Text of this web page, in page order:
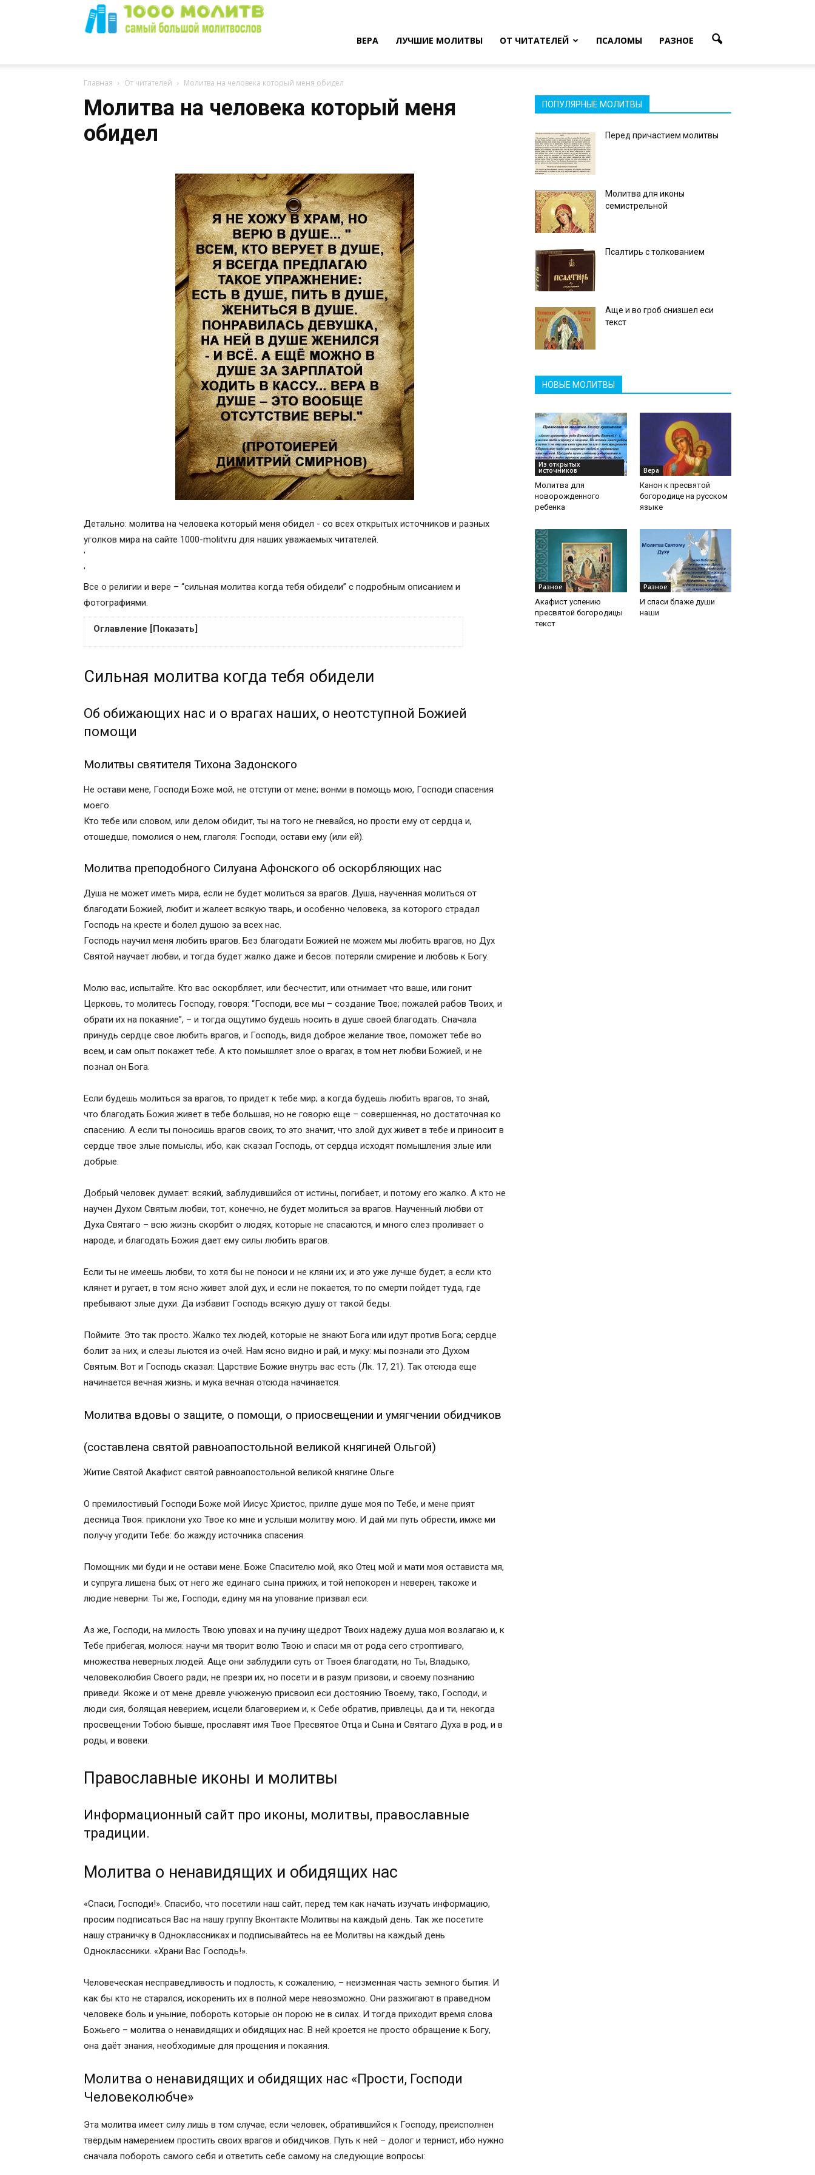
Молитв
ВЕРА ЛУЧШИЕ МОЛИТВЫ ОТ ЧИТАТЕЛЕЙ ПСАЛОМЫ РАЗНОЕ
Главная От читателей Молитва на человека который меня обидел
Молитва на человека который меня
обидел
Детально: молитва на человека который меня обидел - со всех открытых источников и разных
уголков мира на сайте 1000-molitv.ru для наших уважаемых читателей.
'
'
Все о религии и вере – “сильная молитва когда тебя обидели” с подробным описанием и
фотографиями.
Оглавление [Показать]
Об обижающих нас и о врагах наших, о неотступной Божией помощи
Молитва преподобного Силуана Афонского об оскорбляющих нас
Молитва вдовы о защите, о помощи, о приосвещении и умягчении обидчиков
(составлена святой равноапостольной великой княгиней Ольгой)
Информационный сайт про иконы, молитвы, православные традиции.
Молитва о ненавидящих и обидящих нас
Молитва о ненавидящих и обидящих нас «Прости, Господи Человеколюбче»
Молитвы об обижающих нас
Молитва о ненавидящих и обидящих нас
Молитва, чтобы простить ненавидящих и обидящих нас Игнатия Брянчанинова
Похожие темы
Предыдущие записи из текущего раздела
Поделитесь с друзьями
Оставить комментарий
Короткие молитвы от обиды, злости, гнева и ненависти
Предыдущие записи из текущего раздела
Поделитесь с друзьями
Количество отзывов: 7
Оставить комментарий
Молитва за врагов
<img data-flat-attr="img" class="size-full wp-image-2174 aligncenter"
url=https%3A%2F%2F1000-molitv.ru%2Fwp-
content%2Fuploads%2F2018%2F12%2Fmolitva-na-cheloveka-kotoryy-menya-obidel-
10.jpg&amp;container=focus&amp;gadget=a&amp;no_expand=1&amp;resize_h=0&amp;
rewriteMime=image%2F*" alt="молитва на человека который меня обидел"
width="600" height="390">
Полезное видео: 5 наставлений Серафима Саровского о прощении обид
Молитва Богородице о врагах
Полезное видео: оберегающая семью от врагов молитва Богородице
Молитва об обидчиках на все случаи жизни
Вывод
Молитва на обидевшего человека
Об обижающих нас и о врагах наших, о неотступной Божией помощи
Молитва преподобного Силуана Афонского об оскорбляющих нас
Молитва вдовы о защите, о помощи, о приосвещении и умягчении обидчиков
(составлена святой равноапостольной великой княгиней Ольгой)
Православные иконы и молитвы
Молитва о ненавидящих и обидящих нас
Молитвы об обижающих нас
Похожие темы
Поделитесь с друзьями
Оставить комментарий
Короткие молитвы от обиды, злости, гнева и ненависти
Предыдущие записи из текущего раздела
Поделитесь с друзьями
Количество отзывов: 7
Символ Веры
Редкие молитвы
МОЛИТВЫ СВЯТЫХ О СТЯЖАНИИ ДАРОВ ДУХА СВЯТАГО
Неусыпаемая псалтирь
МОЛИТВЫ СВЯТЫХ К БОЖИЕЙ МАТЕРИ
Неусыпаемая псалтирь
МОЛИТВЫ СВЯТЫХ О ДЕТЯХ, О ЗДРАВИИ И СПАСЕНИИ РОДНЫХ И БЛИЗКИХ
Неусыпаемая псалтирь
МОЛИТВЫ СВЯТЫХ О МИРЕ В СЕМЬЕ
ПОМОЩИ
Молебен о здравии
МОЛИТВЫ В БОЛЕЗНЯХ И БЛАГОДАРЕНИЯ ЗА ИСЦЕЛЕНИЯ ОТ БОЛЕЗНИЙ
Неусыпаемая псалтирь
Заказ треб на Святой Земле
Какая молитва когда тебя обидели
Об обижающих нас и о врагах наших, о неотступной Божией помощи
Молитва преподобного Силуана Афонского об оскорбляющих нас
Молитва вдовы о защите, о помощи, о приосвещении и умягчении обидчиков
(составлена святой равноапостольной великой княгиней Ольгой)
Что делать если тебя сильно обидели, 5 молитв
Похожие темы
Поделитесь с друзьями
Оставить комментарий
Похожие темы
Предыдущие записи из текущего раздела
Поделитесь с друзьями
Сильная молитва когда тебя обидели
Об обижающих нас и о врагах наших, о неотступной Божией
помощи
Молитвы святителя Тихона Задонского
Не остави мене, Господи Боже мой, не отступи от мене; вонми в помощь мою, Господи спасения
моего.
Кто тебе или словом, или делом обидит, ты на того не гневайся, но прости ему от сердца и,
отошедше, помолися о нем, глаголя: Господи, остави ему (или ей).
Молитва преподобного Силуана Афонского об оскорбляющих нас
Душа не может иметь мира, если не будет молиться за врагов. Душа, наученная молиться от
благодати Божией, любит и жалеет всякую тварь, и особенно человека, за которого страдал
Господь на кресте и болел душою за всех нас.
Господь научил меня любить врагов. Без благодати Божией не можем мы любить врагов, но Дух
Святой научает любви, и тогда будет жалко даже и бесов: потеряли смирение и любовь к Богу.
Молю вас, испытайте. Кто вас оскорбляет, или бесчестит, или отнимает что ваше, или гонит
Церковь, то молитесь Господу, говоря: “Господи, все мы – создание Твое; пожалей рабов Твоих, и
обрати их на покаяние”, – и тогда ощутимо будешь носить в душе своей благодать. Сначала
принудь сердце свое любить врагов, и Господь, видя доброе желание твое, поможет тебе во
всем, и сам опыт покажет тебе. А кто помышляет злое о врагах, в том нет любви Божией, и не
познал он Бога.
Если будешь молиться за врагов, то придет к тебе мир; а когда будешь любить врагов, то знай,
что благодать Божия живет в тебе большая, но не говорю еще – совершенная, но достаточная ко
спасению. А если ты поносишь врагов своих, то это значит, что злой дух живет в тебе и приносит в
сердце твое злые помыслы, ибо, как сказал Господь, от сердца исходят помышления злые или
добрые.
Добрый человек думает: всякий, заблудившийся от истины, погибает, и потому его жалко. А кто не
научен Духом Святым любви, тот, конечно, не будет молиться за врагов. Наученный любви от
Духа Святаго – всю жизнь скорбит о людях, которые не спасаются, и много слез проливает о
народе, и благодать Божия дает ему силы любить врагов.
Если ты не имеешь любви, то хотя бы не поноси и не кляни их; и это уже лучше будет; а если кто
клянет и ругает, в том ясно живет злой дух, и если не покается, то по смерти пойдет туда, где
пребывают злые духи. Да избавит Господь всякую душу от такой беды.
Поймите. Это так просто. Жалко тех людей, которые не знают Бога или идут против Бога; сердце
болит за них, и слезы льются из очей. Нам ясно видно и рай, и муку: мы познали это Духом
Святым. Вот и Господь сказал: Царствие Божие внутрь вас есть (Лк. 17, 21). Так отсюда еще
начинается вечная жизнь; и мука вечная отсюда начинается.
Молитва вдовы о защите, о помощи, о приосвещении и умягчении обидчиков
(составлена святой равноапостольной великой княгиней Ольгой)
Житие Святой Акафист святой равноапостольной великой княгине Ольге
О премилостивый Господи Боже мой Иисус Христос, прилпе душе моя по Тебе, и мене прият
десница Твоя: приклони ухо Твое ко мне и услыши молитву мою. И дай ми путь обрести, имже ми
получу угодити Тебе: бо жажду источника спасения.
Помощник ми буди и не остави мене. Боже Спасителю мой, яко Отец мой и мати моя остависта мя,
и супруга лишена бых; от него же единаго сына прижих, и той непокорен и неверен, такоже и
людие неверни. Ты же, Господи, едину мя на упование призвал еси.
Аз же, Господи, на милость Твою уповах и на пучину щедрот Твоих надежу душа моя возлагаю и, к
Тебе прибегая, молюся: научи мя творит волю Твою и спаси мя от рода сего строптиваго,
множества неверных людей. Аще они заблудили суть от Твоея благодати, но Ты, Владыко,
человеколюбия Своего ради, не презри их, но посети и в разум призови, и своему познанию
приведи. Якоже и от мене древле учюженую присвоил еси достоянию Твоему, тако, Господи, и
люди сия, болящая неверием, исцели благоверием и, к Себе обратив, привлецы, да и ти, некогда
просвещении Тобою бывше, прославят имя Твое Пресвятое Отца и Сына и Святаго Духа в род, и в
роды, и вовеки.
Православные иконы и молитвы
Информационный сайт про иконы, молитвы, православные
традиции.
Молитва о ненавидящих и обидящих нас
«Спаси, Господи!». Спасибо, что посетили наш сайт, перед тем как начать изучать информацию,
просим подписаться Вас на нашу группу Вконтакте Молитвы на каждый день. Так же посетите
нашу страничку в Одноклассниках и подписывайтесь на ее Молитвы на каждый день
Одноклассники. «Храни Вас Господь!».
Человеческая несправедливость и подлость, к сожалению, – неизменная часть земного бытия. И
как бы кто не старался, искоренить их в полной мере невозможно. Они разжигают в праведном
человеке боль и уныние, побороть которые он порою не в силах. И тогда приходит время слова
Божьего – молитва о ненавидящих и обидящих нас. В ней кроется не просто обращение к Богу,
она даёт знания, необходимые для прощения и покаяния.
Молитва о ненавидящих и обидящих нас «Прости, Господи
Человеколюбче»
Эта молитва имеет силу лишь в том случае, если человек, обратившийся к Господу, преисполнен
твёрдым намерением простить своих врагов и обидчиков. Путь к ней – долог и тернист, ибо нужно
сначала побороть самого себя и ответить себе самому на следующие вопросы:
ПОПУЛЯРНЫЕ МОЛИТВЫ
Перед причастием молитвы
Молитва для иконы
семистрельной
Псалтирь с толкованием
Аще и во гроб снизшел еси
текст
НОВЫЕ МОЛИТВЫ
Из открытых
источников
Молитва для
новорожденного
ребенка
Вера
Канон к пресвятой
богородице на русском
языке
Разное
Акафист успению
пресвятой богородицы
текст
Разное
И спаси блаже души
наши